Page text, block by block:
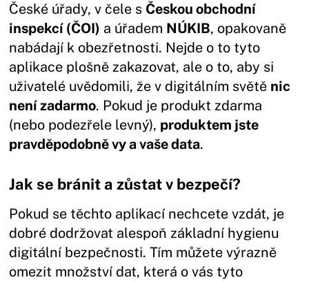
České úřady, v čele s Českou obchodní
inspekcí (ČOI) a úřadem NÚKIB, opakovaně
nabádají k obezřetnosti. Nejde o to tyto
aplikace plošně zakazovat, ale o to, aby si
uživatelé uvědomili, že v digitálním světě nic
není zadarmo. Pokud je produkt zdarma
(nebo podezřele levný), produktem jste
pravděpodobně vy a vaše data.
Jak se bránit a zůstat v bezpečí?
Pokud se těchto aplikací nechcete vzdát, je
dobré dodržovat alespoň základní hygienu
digitální bezpečnosti. Tím můžete výrazně
omezit množství dat, která o vás tyto